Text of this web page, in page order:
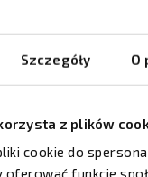
Szczegóły O
z plików
cookie do
oferować funkcje
jest obecnie
423), miękki futerał
termotransferowych
dostępna jest
i narzędzi w